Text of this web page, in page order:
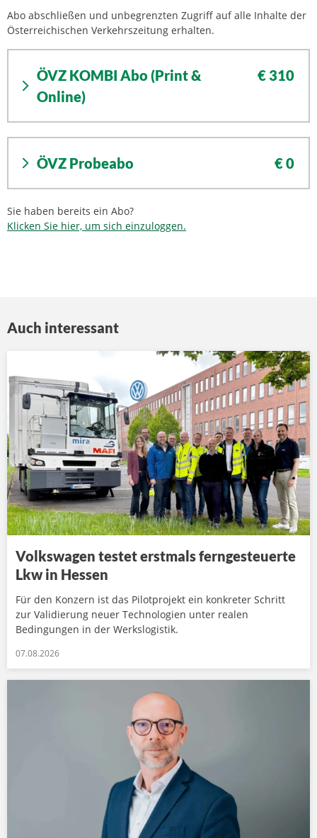
Abo abschließen und unbegrenzten Zugriff auf alle Inhalte der
Österreichischen Verkehrszeitung erhalten.
ÖVZ KOMBI Abo (Print &
Online)
€ 310
ÖVZ Probeabo € 0
Sie haben bereits ein Abo?
Klicken Sie hier, um sich einzuloggen.
Auch interessant
Volkswagen testet erstmals ferngesteuerte
Lkw in Hessen
Für den Konzern ist das Pilotprojekt ein konkreter Schritt
zur Validierung neuer Technologien unter realen
Bedingungen in der Werkslogistik.
07.08.2026